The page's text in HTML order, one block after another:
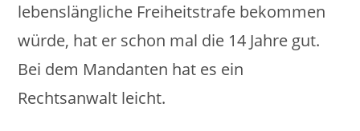
lebenslängliche Freiheitstrafe bekommen
würde, hat er schon mal die 14 Jahre gut.
Bei dem Mandanten hat es ein
Rechtsanwalt leicht.